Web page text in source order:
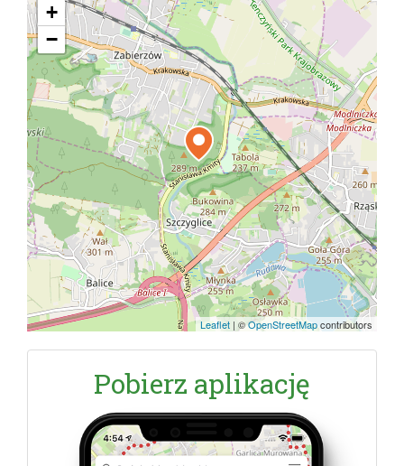
+
−
Leaflet | ©OpenStreetMapcontributors
Pobierz aplikację